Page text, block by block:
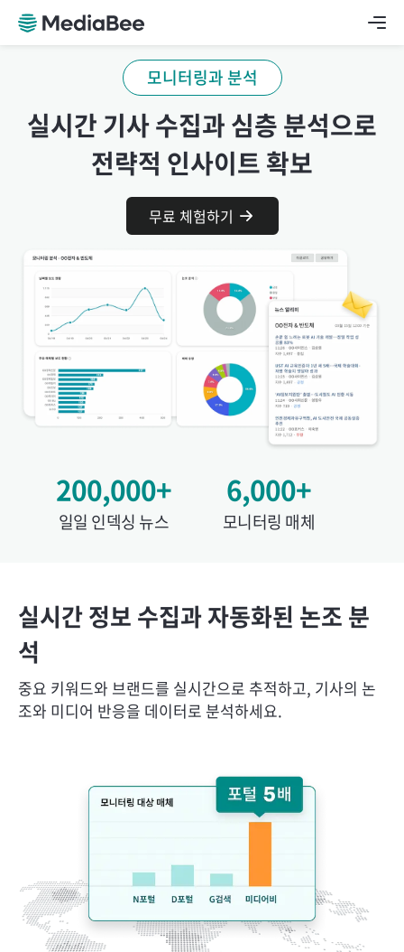
모니터링과 분석
실시간 기사 수집과 심층 분석으로
전략적 인사이트 확보
무료 체험하기
200,000+
일일 인덱싱 뉴스
6,000+
모니터링 매체
실시간 정보 수집과 자동화된 논조 분
석
중요 키워드와 브랜드를 실시간으로 추적하고, 기사의 논
조와 미디어 반응을 데이터로 분석하세요.